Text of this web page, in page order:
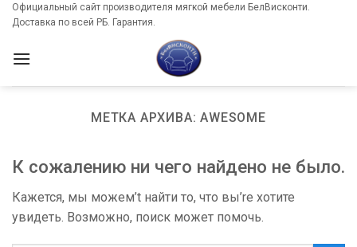
SkipОфициальный сайт производителя мягкой мебели БелВисконти.
Доставка по всей РБ. Гарантия.
МЕТКА АРХИВА:AWESOME
К сожалению ни чего найдено не было.
Кажется, мы можем’t найти то, что вы’re хотите
увидеть. Возможно, поиск может помочь.